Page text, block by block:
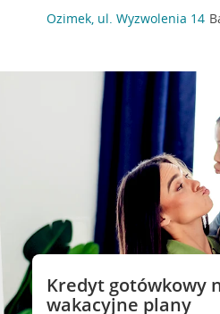
Ozimek, ul. Wyzwolenia 14
Kredyt gotówkowy
wakacyjne plany